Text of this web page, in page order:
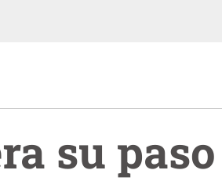
su paso